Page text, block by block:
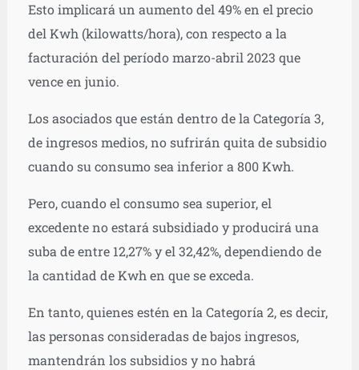
Esto implicará un aumento del 49% en el precio
del Kwh (kilowatts/hora), con respecto a la
facturación del período marzo-abril 2023 que
vence en junio.
Los asociados que están dentro de la Categoría 3,
de ingresos medios, no sufrirán quita de subsidio
cuando su consumo sea inferior a 800 Kwh.
Pero, cuando el consumo sea superior, el
excedente no estará subsidiado y producirá una
suba de entre 12,27% y el 32,42%, dependiendo de
la cantidad de Kwh en que se exceda.
En tanto, quienes estén en la Categoría 2, es decir,
las personas consideradas de bajos ingresos,
mantendrán los subsidios y no habrá